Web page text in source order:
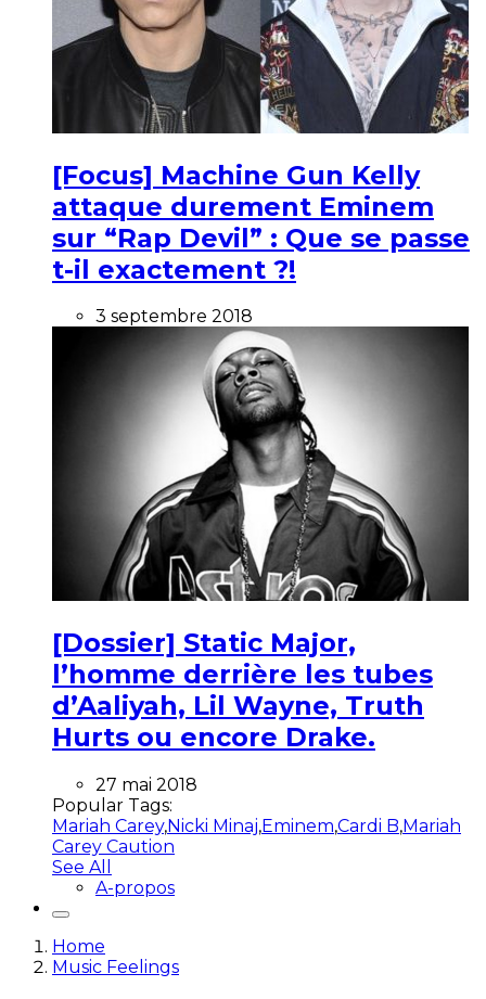
[Focus] Machine Gun Kelly
attaque durement Eminem
sur “Rap Devil” : Que se passe
t-il exactement ?!
3 septembre 2018
[Dossier] Static Major,
l’homme derrière les tubes
d’Aaliyah, Lil Wayne, Truth
Hurts ou encore Drake.
27 mai 2018
Popular Tags:
Mariah Carey,Nicki Minaj,Eminem,Cardi B,Mariah
Carey Caution
See All
A-propos
Home
Music Feelings